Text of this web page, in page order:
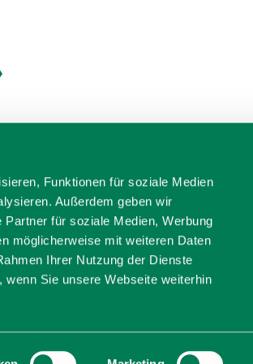
Funktionen für soziale Medien
Außerdem geben wir
für soziale Medien, Werbung
möglicherweise mit weiteren Daten
Ihrer Nutzung der Dienste
Sie unsere Webseite weiterhin
Kontakt Impressum